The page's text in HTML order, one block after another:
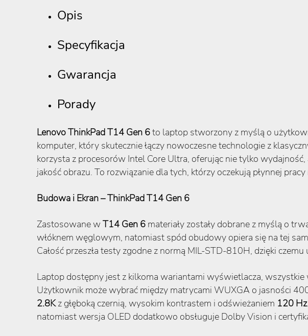
Opis
Specyfikacja
Gwarancja
Porady
Lenovo ThinkPad T14 Gen 6to laptop stworzony z myślą o
komputer, który skutecznie łączy nowoczesne technologie z
korzysta z procesorów Intel Core Ultra, oferując nie tylko
jakość obrazu. To rozwiązanie dla tych, którzy oczekują płynnej
Budowa i Ekran – ThinkPad T14 Gen 6
Zastosowane w T14 Gen 6 materiały zostały dobrane z myślą o
włóknem węglowym, natomiast spód obudowy opiera się na tej
Całość przeszła testy zgodne z normą MIL-STD-810H, dzięki
Laptop dostępny jest z kilkoma wariantami wyświetlacza,
Użytkownik może wybrać między matrycami WUXGA o jasności
2.8Kz głęboką czernią, wysokim kontrastem i odświeżaniem 120 Hz
natomiast wersja OLED dodatkowo obsługuje Dolby Vision i